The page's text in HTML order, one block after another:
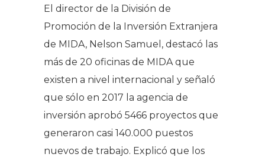
El director de la División de
Promoción de la Inversión Extranjera
de MIDA, Nelson Samuel, destacó las
más de 20 oficinas de MIDA que
existen a nivel internacional y señaló
que sólo en 2017 la agencia de
inversión aprobó 5466 proyectos que
generaron casi 140.000 puestos
nuevos de trabajo. Explicó que los